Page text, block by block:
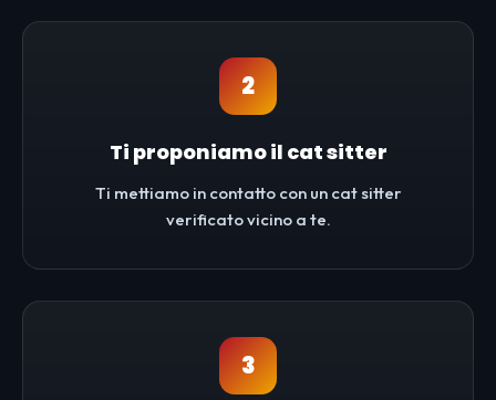
2
Ti proponiamo il cat sitter
Ti mettiamo in contatto con un cat sitter
verificato vicino a te.
3